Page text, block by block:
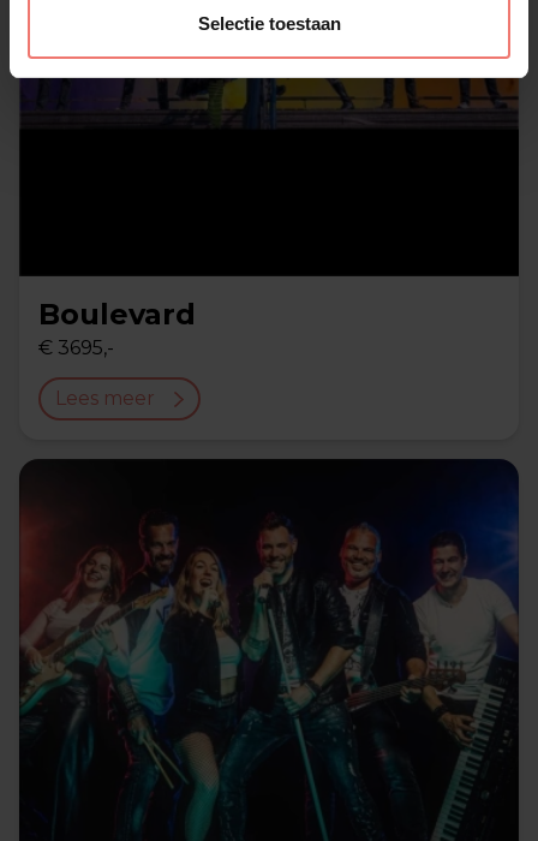
Selectie toestaan
Boulevard
€ 3695,-
Lees meer